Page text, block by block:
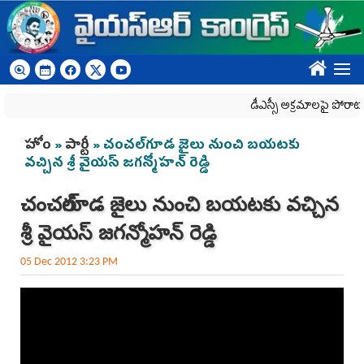
Skip to main content
????
డీఎస్సీ అక్రమాలపై
You are here
హోం »పార్టీ » చంచల్‌గూడ జైలు నుంచి బయటకు
వచ్చిన శ్రీ వైయస్ జగన్మోహన్ రెడ్డి
చంచల్‌గూడ జైలు నుంచి బయటకు వచ్చిన
శ్రీ వైయస్ జగన్మోహన్ రెడ్డి
05 Dec 2012 3:23 PM